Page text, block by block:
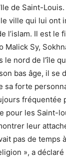
de Saint-
ville qui lui ont
l’islam. Il est le
Malick Sy,
le nord de l’île
bas âge, il se
sa forte
fréquentée
pour les Saint-
leur
pas de temps
», a